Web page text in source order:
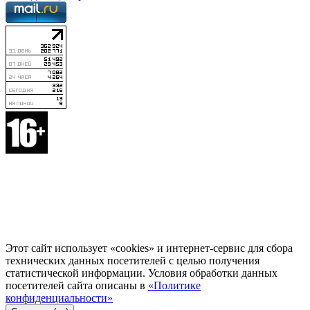
Этот сайт использует «cookies» и интернет-сервис для сбора
технических данных посетителей с целью получения
статистической информации. Условия обработки данных
посетителей сайта описаны в «Политике
конфиденциальности»